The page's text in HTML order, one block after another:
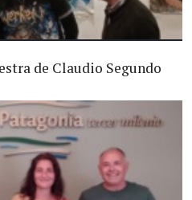
de Claudio Segundo